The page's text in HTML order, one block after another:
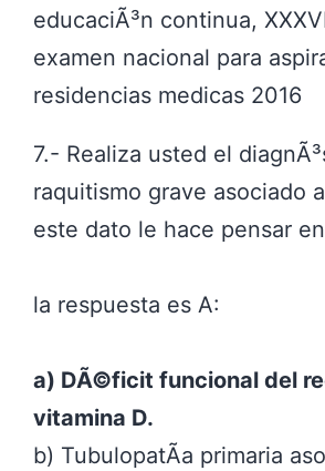
educaciÃ³n continua,
examen nacional para
residencias medicas 2016
7.- Realiza usted el
raquitismo grave asociado
este dato le hace pensar
la respuesta es A:
a) DÃ©ficit funcional del
vitamina D.
b) TubulopatÃ­a primaria